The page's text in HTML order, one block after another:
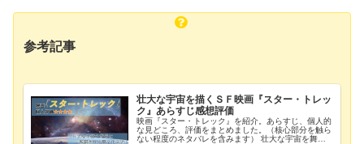
参考記事
壮大な宇宙を描くＳＦ映画『スター・トレッ
ク』あらすじ感想評価
映画『スター・トレック』を紹介。あらすじ、個人的
な見どころ、評価をまとめました。（核心部分を触ら
ない程度のネタバレを含みます） 壮大な宇宙を舞台